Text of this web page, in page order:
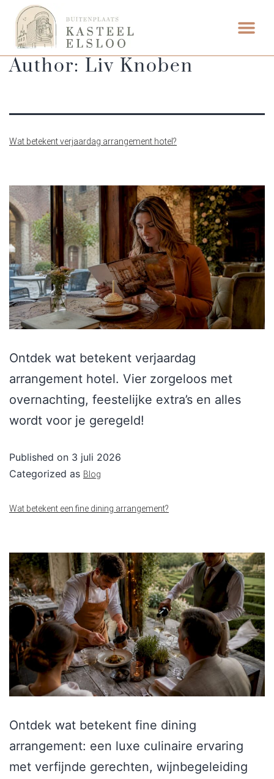
Author: Liv Knoben
Wat betekent verjaardag arrangement hotel?
Ontdek wat betekent verjaardag
arrangement hotel. Vier zorgeloos met
overnachting, feestelijke extra’s en alles
wordt voor je geregeld!
Published on 3 juli 2026
Categorized as Blog
Wat betekent een fine dining arrangement?
Ontdek wat betekent fine dining
arrangement: een luxe culinaire ervaring
met verfijnde gerechten, wijnbegeleiding